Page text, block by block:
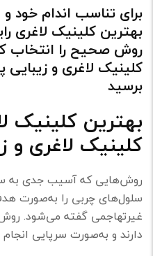
برای تناسب اندام خود
بهترین کلینیک لاغری
روش صحیح را انتخاب
کلینیک لاغری و زیبایی
برسید
بهترین کلینیک
کلینیک لاغری و
روش‌هایی که آسیب جدی به
سلول‌های چربی را به‌صورت
غیر‌تهاجمی گفته می‌شود.
دارند و به‌صورت سرپایی